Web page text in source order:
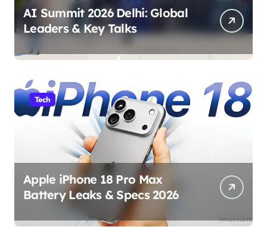
AI Summit 2026 Delhi: Global
Leaders & Key Talks
Tech
Apple iPhone 18 Pro Max
Battery Leaks & Specs 2026